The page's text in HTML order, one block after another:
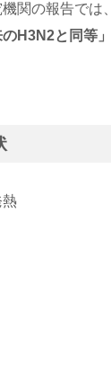
関の報告では、
H3N2と同等」